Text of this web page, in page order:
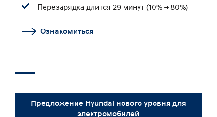
Перезарядка длится 29 минут (10% -> 80%)
Ознакомиться
Предложение Hyundai нового уровня для
электромобилей